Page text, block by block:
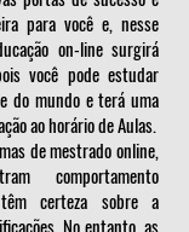
para você e, nesse
on-line surgirá
você pode estudar
do mundo e terá uma
ao horário de Aulas.
de mestrado online,
comportamento
certeza sobre a
No entanto, as